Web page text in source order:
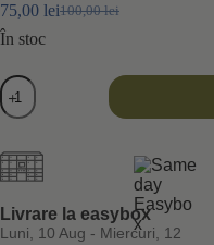
100,00lei
Prețul
75,00 leiPrețul
75,00 lei.
În stoc
Cantitate
Masca
hidratanta
par
cu
de
argan
Livrare la easybox
Luni, 10 Aug - Miercuri, 12